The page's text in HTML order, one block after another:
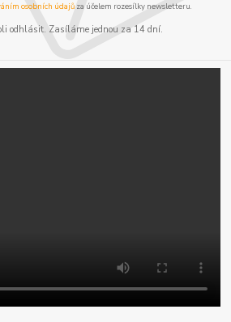
osobních údajůza účelem rozesílky newsletteru.
odhlásit. Zasíláme jednou za 14 dní.